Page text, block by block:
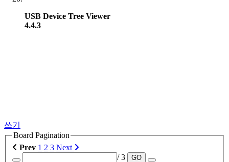
USB Device Tree Viewer
4.4.3
쓰기
Board Pagination
Prev 1 2 3 Next
/ 3
GO